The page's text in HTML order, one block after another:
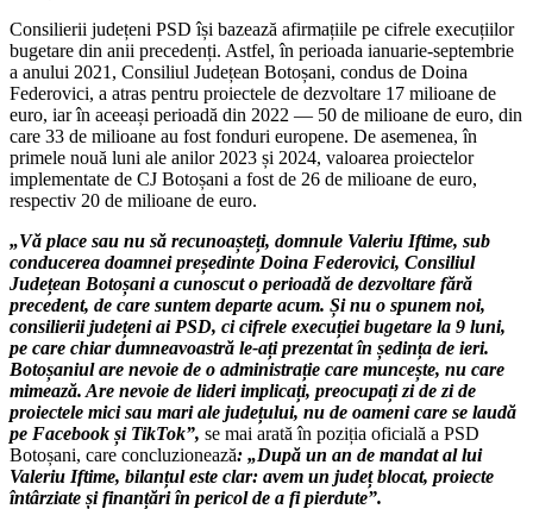
Consilierii județeni PSD își bazează afirmațiile pe cifrele execuțiilor
bugetare din anii precedenți. Astfel, în perioada ianuarie-septembrie
a anului 2021, Consiliul Județean Botoșani, condus de Doina
Federovici, a atras pentru proiectele de dezvoltare 17 milioane de
euro, iar în aceeași perioadă din 2022 — 50 de milioane de euro, din
care 33 de milioane au fost fonduri europene. De asemenea, în
primele nouă luni ale anilor 2023 și 2024, valoarea proiectelor
implementate de CJ Botoșani a fost de 26 de milioane de euro,
respectiv 20 de milioane de euro.
„Vă place sau nu să recunoașteți, domnule Valeriu Iftime, sub
conducerea doamnei președinte Doina Federovici, Consiliul
Județean Botoșani a cunoscut o perioadă de dezvoltare fără
precedent, de care suntem departe acum. Și nu o spunem noi,
consilierii județeni ai PSD, ci cifrele execuției bugetare la 9 luni,
pe care chiar dumneavoastră le-ați prezentat în ședința de ieri.
Botoșaniul are nevoie de o administrație care muncește, nu care
mimează. Are nevoie de lideri implicați, preocupați zi de zi de
proiectele mici sau mari ale județului, nu de oameni care se laudă
pe Facebook și TikTok”, se mai arată în poziția oficială a PSD
Botoșani, care concluzionează: „După un an de mandat al lui
Valeriu Iftime, bilanțul este clar: avem un județ blocat, proiecte
întârziate și finanțări în pericol de a fi pierdute”.